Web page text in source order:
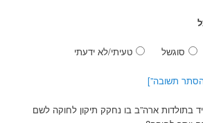
סוגשל טעיתי/לא ידעתי
תשובה”]
בתולדות ארה”ב בו נחקק תיקון לחוקה לשם